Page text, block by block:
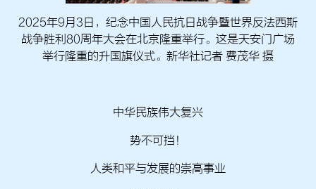
2025年9月3日，纪念中国人民抗日战争暨世界反法西斯
战争胜利80周年大会在北京隆重举行。这是天安门广场
举行隆重的升国旗仪式。新华社记者 费茂华 摄
中华民族伟大复兴
势不可挡！
人类和平与发展的崇高事业